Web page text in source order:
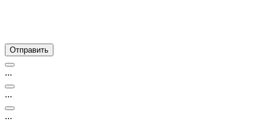
...
...
...